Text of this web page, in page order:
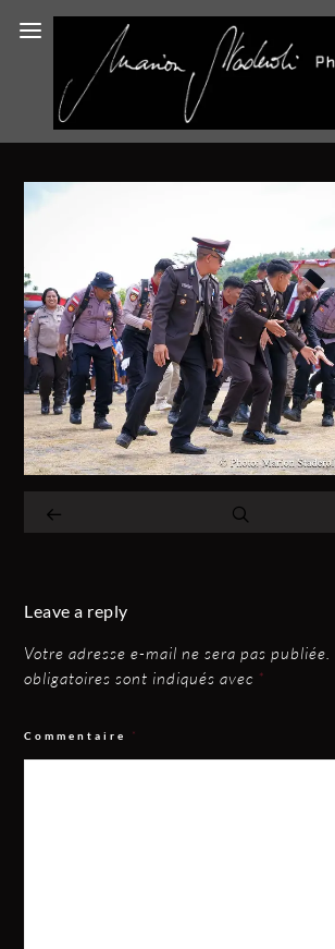
Leave a reply
Votre adresse e-mail ne sera pas publiée.
obligatoires sont indiqués avec *
Commentaire *